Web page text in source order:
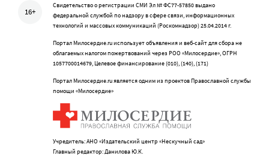
16+
Свидетельство о регистрации СМИ Эл № ФС77-57850 выдано
федеральной службой по надзору в сфере связи, информационных
технологий и массовых коммуникаций (Роскомнадзор) 25.04.2014 г.
Портал Милосердие.ru использует объявления и веб-сайт для сбора не
облагаемых налогом пожертвований через РОО «Милосердие», ОГРН
1057700014679, Целевое финансирование (010), (140), (171)
Портал Милосердие.ru является одним из проектов Православной службы
помощи «Милосердие»
Учредитель: АНО «Издательский центр «Нескучный сад»
Главный редактор: Данилова Ю.К.